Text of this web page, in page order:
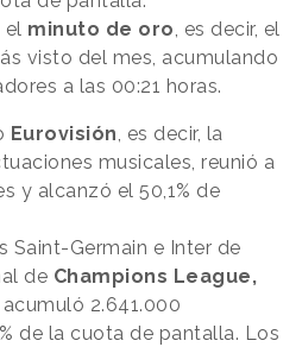
el minuto de oro, es decir, el
visto del mes, acumulando
a las 00:21 horas.
Eurovisión, es decir, la
musicales, reunió a
y alcanzó el 50,1% de
Saint-Germain e Inter de
de Champions League,
2.641.000
de la cuota de pantalla. Los